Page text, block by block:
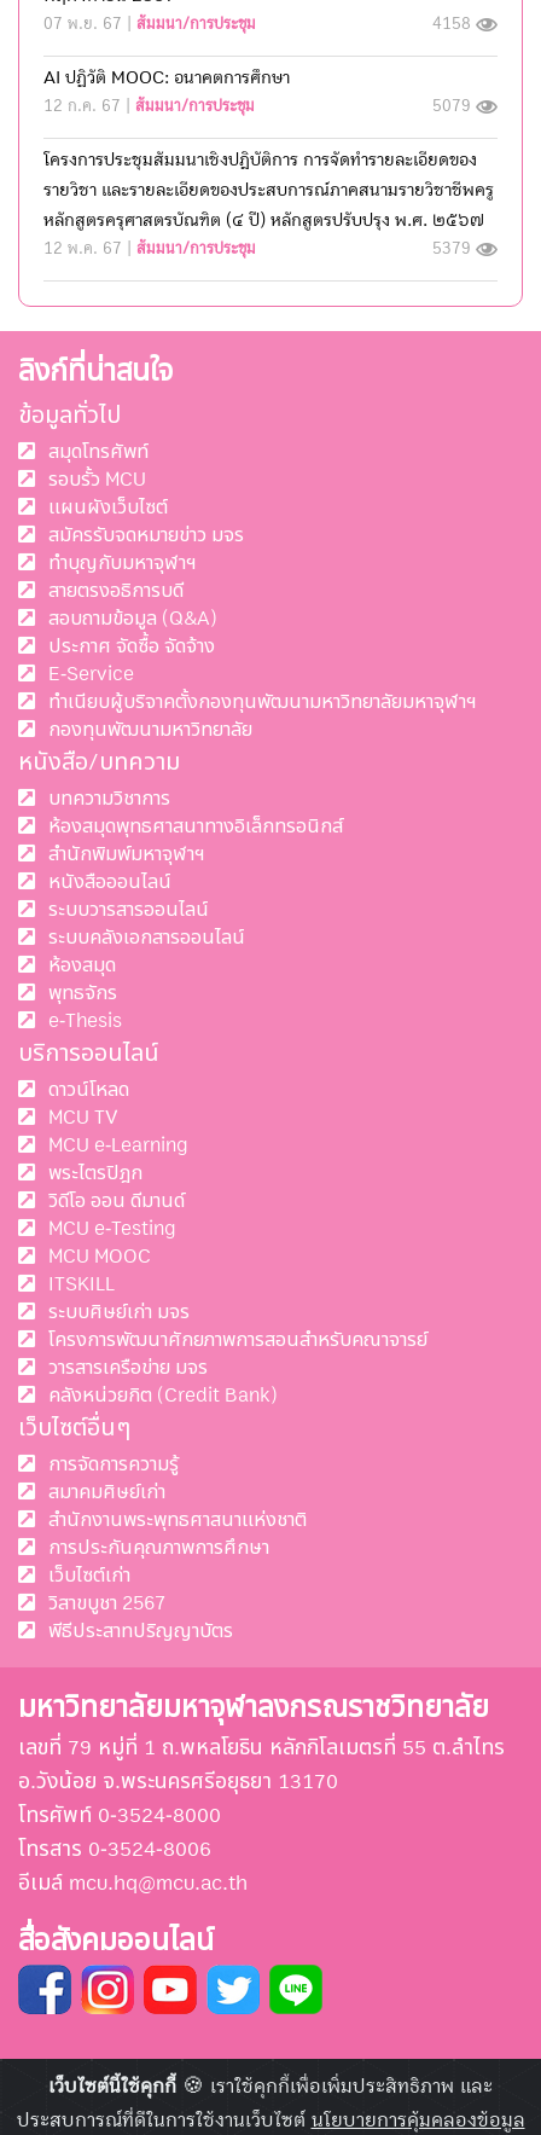
07 พ.ย. 67 | สัมมนา/การประชุม 4158
AI ปฏิวัติ MOOC: อนาคตการศึกษา
12 ก.ค. 67 | สัมมนา/การประชุม 5079
โครงการประชุมสัมมนาเชิงปฎิบัติการ การจัดทำรายละเอียดของ
รายวิชา และรายละเอียดของประสบการณ์ภาคสนามรายวิชาชีพครู
หลักสูตรครุศาสตรบัณฑิต (๔ ปี) หลักสูตรปรับปรุง พ.ศ. ๒๕๖๗
12 พ.ค. 67 | สัมมนา/การประชุม 5379
ลิงก์ที่น่าสนใจ
ข้อมูลทั่วไป
สมุดโทรศัพท์
รอบรั้ว MCU
แผนผังเว็บไซต์
สมัครรับจดหมายข่าว มจร
ทำบุญกับมหาจุฬาฯ
สายตรงอธิการบดี
สอบถามข้อมูล (Q&A)
ประกาศ จัดซื้อ จัดจ้าง
E-Service
ทำเนียบผู้บริจาคตั้งกองทุนพัฒนามหาวิทยาลัยมหาจุฬาฯ
กองทุนพัฒนามหาวิทยาลัย
หนังสือ/บทความ
บทความวิชาการ
ห้องสมุดพุทธศาสนาทางอิเล็กทรอนิกส์
สำนักพิมพ์มหาจุฬาฯ
หนังสือออนไลน์
ระบบวารสารออนไลน์
ระบบคลังเอกสารออนไลน์
ห้องสมุด
พุทธจักร
e-Thesis
บริการออนไลน์
ดาวน์โหลด
MCU TV
MCU e-Learning
พระไตรปิฎก
วิดีโอ ออน ดีมานด์
MCU e-Testing
MCU MOOC
ITSKILL
ระบบศิษย์เก่า มจร
โครงการพัฒนาศักยภาพการสอนสำหรับคณาจารย์
วารสารเครือข่าย มจร
คลังหน่วยกิต (Credit Bank)
เว็บไซต์อื่นๆ
การจัดการความรู้
สมาคมศิษย์เก่า
สำนักงานพระพุทธศาสนาแห่งชาติ
การประกันคุณภาพการศึกษา
เว็บไซต์เก่า
วิสาขบูชา 2567
พีธีประสาทปริญญาบัตร
มหาวิทยาลัยมหาจุฬาลงกรณราชวิทยาลัย
เลขที่ 79 หมู่ที่ 1 ถ.พหลโยธิน หลักกิโลเมตรที่ 55 ต.ลำไทร
อ.วังน้อย จ.พระนครศรีอยุธยา 13170
โทรศัพท์ 0-3524-8000
โทรสาร 0-3524-8006
อีเมล์ mcu.hq@mcu.ac.th
สื่อสังคมออนไลน์
เว็บไซต์นี้ใช้คุกกี้ 🍪 เราใช้คุกกี้เพื่อเพิ่มประสิทธิภาพ และ
ประสบการณ์ที่ดีในการใช้งานเว็บไซต์ นโยบายการคุ้มคลองข้อมูล